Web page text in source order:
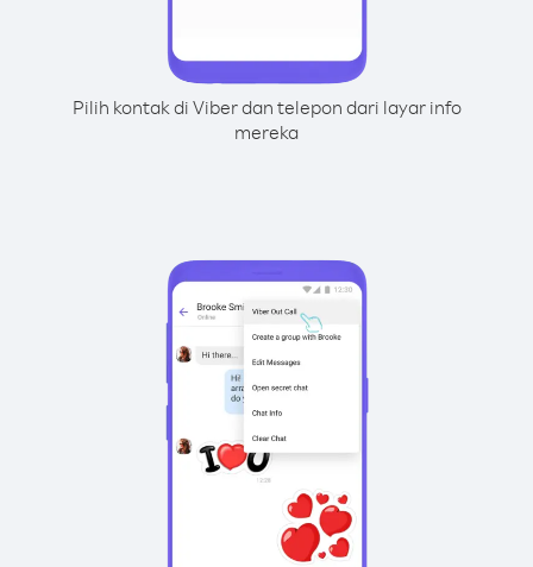
Pilih kontak di Viber dan telepon dari layar info
mereka